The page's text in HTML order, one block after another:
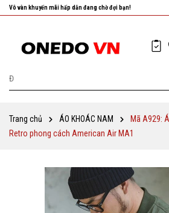
Nhanh tay chọn cho mình những sản phẩm ưng ý nhất!
Trang chủ ÁO KHOÁC NAM
Mã A929:
Retro phong cách American Air MA1